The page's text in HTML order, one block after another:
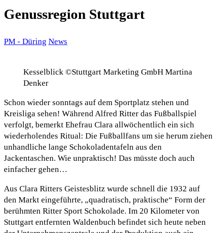
Genussregion Stuttgart
PM - Düring News
Kesselblick ©Stuttgart Marketing GmbH Martina
Denker
Schon wieder sonntags auf dem Sportplatz stehen und
Kreisliga sehen! Während Alfred Ritter das Fußballspiel
verfolgt, bemerkt Ehefrau Clara allwöchentlich ein sich
wiederholendes Ritual: Die Fußballfans um sie herum ziehen
unhandliche lange Schokoladentafeln aus den
Jackentaschen. Wie unpraktisch! Das müsste doch auch
einfacher gehen…
Aus Clara Ritters Geistesblitz wurde schnell die 1932 auf
den Markt eingeführte, „quadratisch, praktische“ Form der
berühmten Ritter Sport Schokolade. Im 20 Kilometer von
Stuttgart entfernten Waldenbuch befindet sich heute neben